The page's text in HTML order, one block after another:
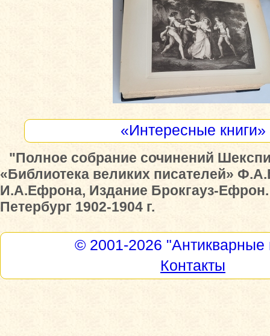
«Интересные книги»
"Полное собрание сочинений
«Библиотека великих писателей»
И.А.Ефрона, Издание Брокгауз-
Петербург 1902-1904 г.
© 2001-2026 "Антикварные
Контакты